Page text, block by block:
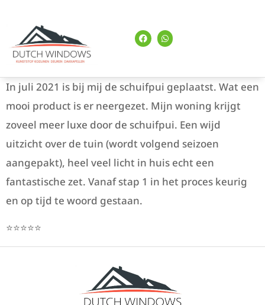
In juli 2021 is bij mij de schuifpui geplaatst. Wat een
mooi product is er neergezet. Mijn woning krijgt
zoveel meer luxe door de schuifpui. Een wijd
uitzicht over de tuin (wordt volgend seizoen
aangepakt), heel veel licht in huis echt een
fantastische zet. Vanaf stap 1 in het proces keurig
en op tijd te woord gestaan.
⭐⭐⭐⭐⭐